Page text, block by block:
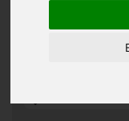
Gezeigte Farbe:
Günstigeres